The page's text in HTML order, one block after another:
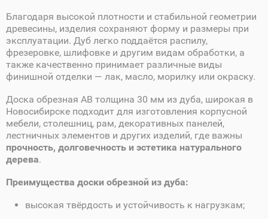
Благодаря высокой плотности и стабильной геометрии
древесины, изделия сохраняют форму и размеры при
эксплуатации. Дуб легко поддаётся распилу,
фрезеровке, шлифовке и другим видам обработки, а
также качественно принимает различные виды
финишной отделки — лак, масло, морилку или окраску.
Доска обрезная AB толщина 30 мм из дуба, широкая в
Новосибирске подходит для изготовления корпусной
мебели, столешниц, рам, декоративных панелей,
лестничных элементов и других изделий, где важны
прочность, долговечность и эстетика натурального
дерева.
Преимущества доски обрезной из дуба:
высокая твёрдость и устойчивость к нагрузкам;